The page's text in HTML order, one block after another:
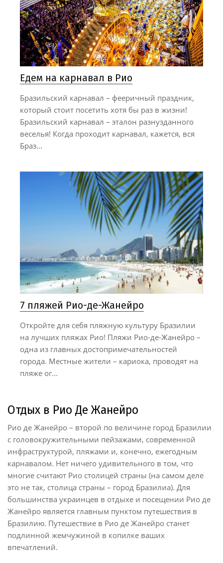
Едем на карнавал в Рио
Бразильский карнавал – фееричный праздник,
который стоит посетить хотя бы раз в жизни!
Бразильский карнавал – эталон разнузданного
веселья! Когда проходит карнавал, кажется, вся
Браз...
7 пляжей Рио-де-Жанейро
Откройте для себя пляжную культуру Бразилии
на лучших пляжах Рио! Пляжи Рио-де-Жанейро –
одна из главных достопримечательностей
города. Местные жители – кариока, проводят на
пляже ог...
Отдых в Рио Де Жанейро
Рио де Жанейро – второй по величине город Бразилии
с головокружительными пейзажами, современной
инфраструктурой, пляжами и, конечно, ежегодным
карнавалом. Нет ничего удивительного в том, что
многие считают Рио столицей страны (на самом деле
это не так, столица страны – город Бразилиа). Для
большинства украинцев в отдыхе и посещении Рио де
Жанейро является главным пунктом путешествия в
Бразилию. Путешествие в Рио де Жанейро станет
подлинной жемчужиной в копилке ваших
впечатлений.